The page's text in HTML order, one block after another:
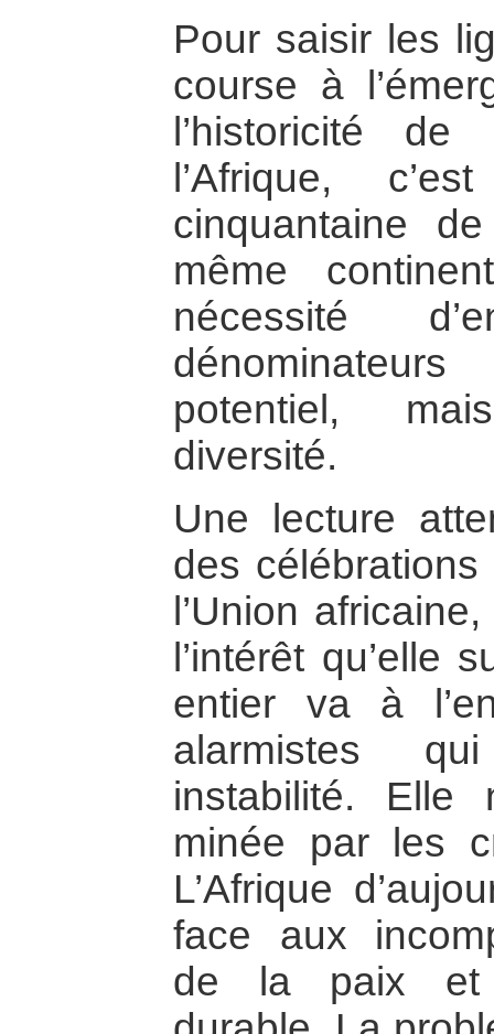
Pour saisir les
course à
l’historicité
l’Afrique,
cinquantaine
même
nécessité
dénominateurs
potentiel,
diversité.
Une lecture
des
l’Union
l’intérêt qu’elle
entier va à
alarmistes
instabilité. Elle
minée par les
L’Afrique
face aux
de la paix et